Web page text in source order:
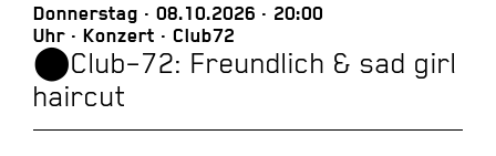
Donnerstag 08.10.2026
20:00
Uhr
Konzert Club72
⬤Club–72: Freundlich & sad girl
haircut